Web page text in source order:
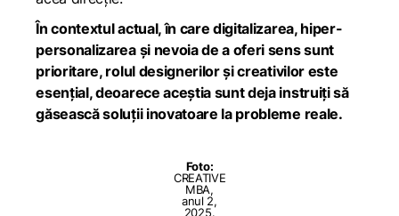
În contextul actual, în care digitalizarea, hiper-
personalizarea și nevoia de a oferi sens sunt
prioritare, rolul designerilor și creativilor este
esențial, deoarece aceștia sunt deja instruiți să
găsească soluții inovatoare la probleme reale.
Foto:
CREATIVE
MBA,
anul 2,
2025.